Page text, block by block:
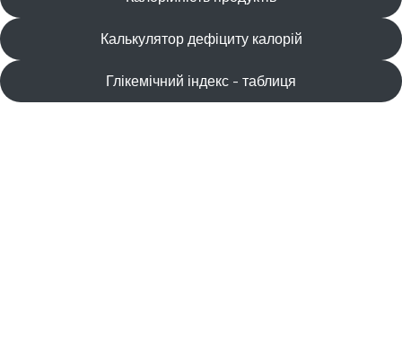
Калькулятор дефіциту калорій
Глікемічний індекс - таблиця